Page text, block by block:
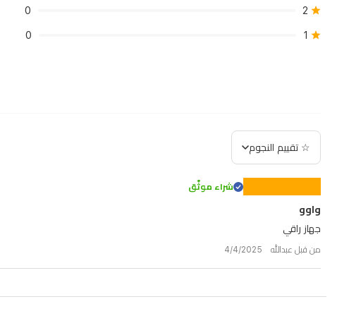
2
0
1
0
☆ تقييم النجوم
شراء موثّق
واوو
جهاز راقي
من قبل عبدالله 4/4/2025